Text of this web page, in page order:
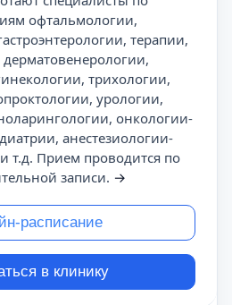
офтальмологии,
терапии,
трихологии,
урологии,
онкологии-
анестезиологии-
т.д. Прием проводится по
записи. →
расписание
в клинику